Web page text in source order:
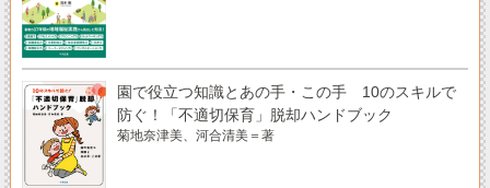
園で役立つ知識とあの手・この手 10のスキルで
防ぐ！「不適切保育」脱却ハンドブック
菊地奈津美、河合清美＝著